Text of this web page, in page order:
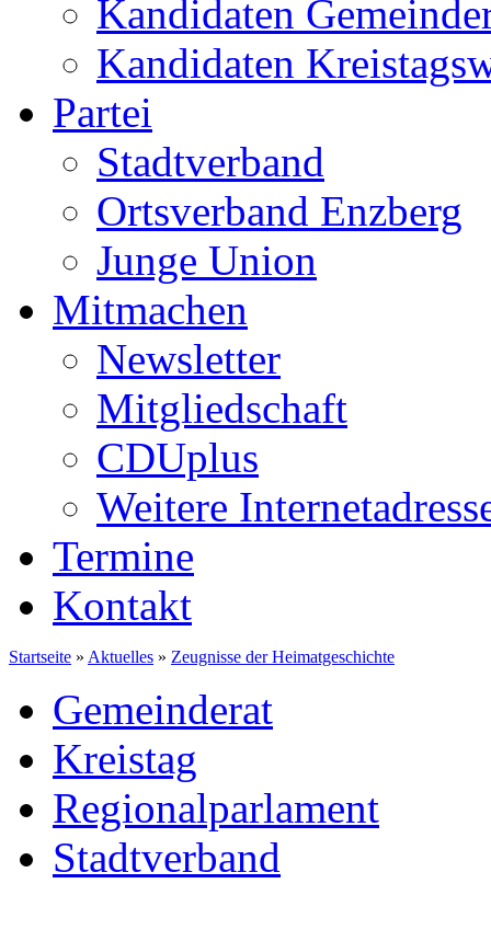
Kandidaten
Kandidaten
Partei
Stadtverband
Ortsverband Enzberg
Junge Union
Mitmachen
Newsletter
Mitgliedschaft
CDUplus
Weitere
Termine
Kontakt
Startseite » Aktuelles » Zeugnisse der Heimatgeschichte
Gemeinderat
Kreistag
Regionalparlament
Stadtverband